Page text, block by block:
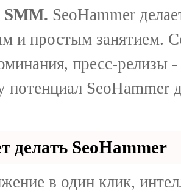
SeoHammer
и простым занятием.
пресс-релизы
потенциал SeoHammer
делать SeoHammer
в один клик,